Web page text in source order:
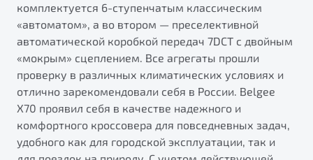
комплектуется 6-ступенчатым классическим
«автоматом», а во втором — преселективной
автоматической коробкой передач 7DCT с двойным
«мокрым» сцеплением. Все агрегаты прошли
проверку в различных климатических условиях и
отлично зарекомендовали себя в России. Belgee
X70 проявил себя в качестве надежного и
комфортного кроссовера для повседневных задач,
удобного как для городской эксплуатации, так и